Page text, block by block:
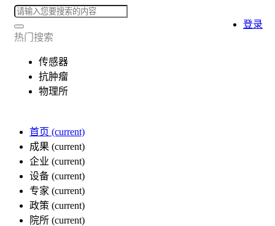
热门搜索
传感器
抗肿瘤
物理所
首页 (current)
成果 (current)
企业 (current)
设备 (current)
专家 (current)
政策 (current)
院所 (current)
登录